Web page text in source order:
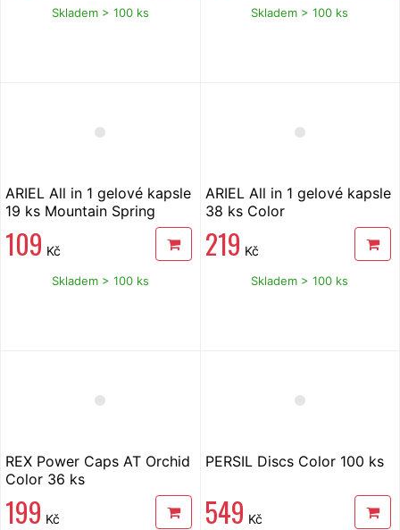
Skladem > 100 ks Skladem > 100 ks
ARIEL All in 1 gelové kapsle
19 ks Mountain Spring
109 Kč
Skladem > 100 ks
ARIEL All in 1 gelové kapsle
38 ks Color
219 Kč
Skladem > 100 ks
REX Power Caps AT Orchid
Color 36 ks
199 Kč
PERSIL Discs Color 100 ks
549 Kč